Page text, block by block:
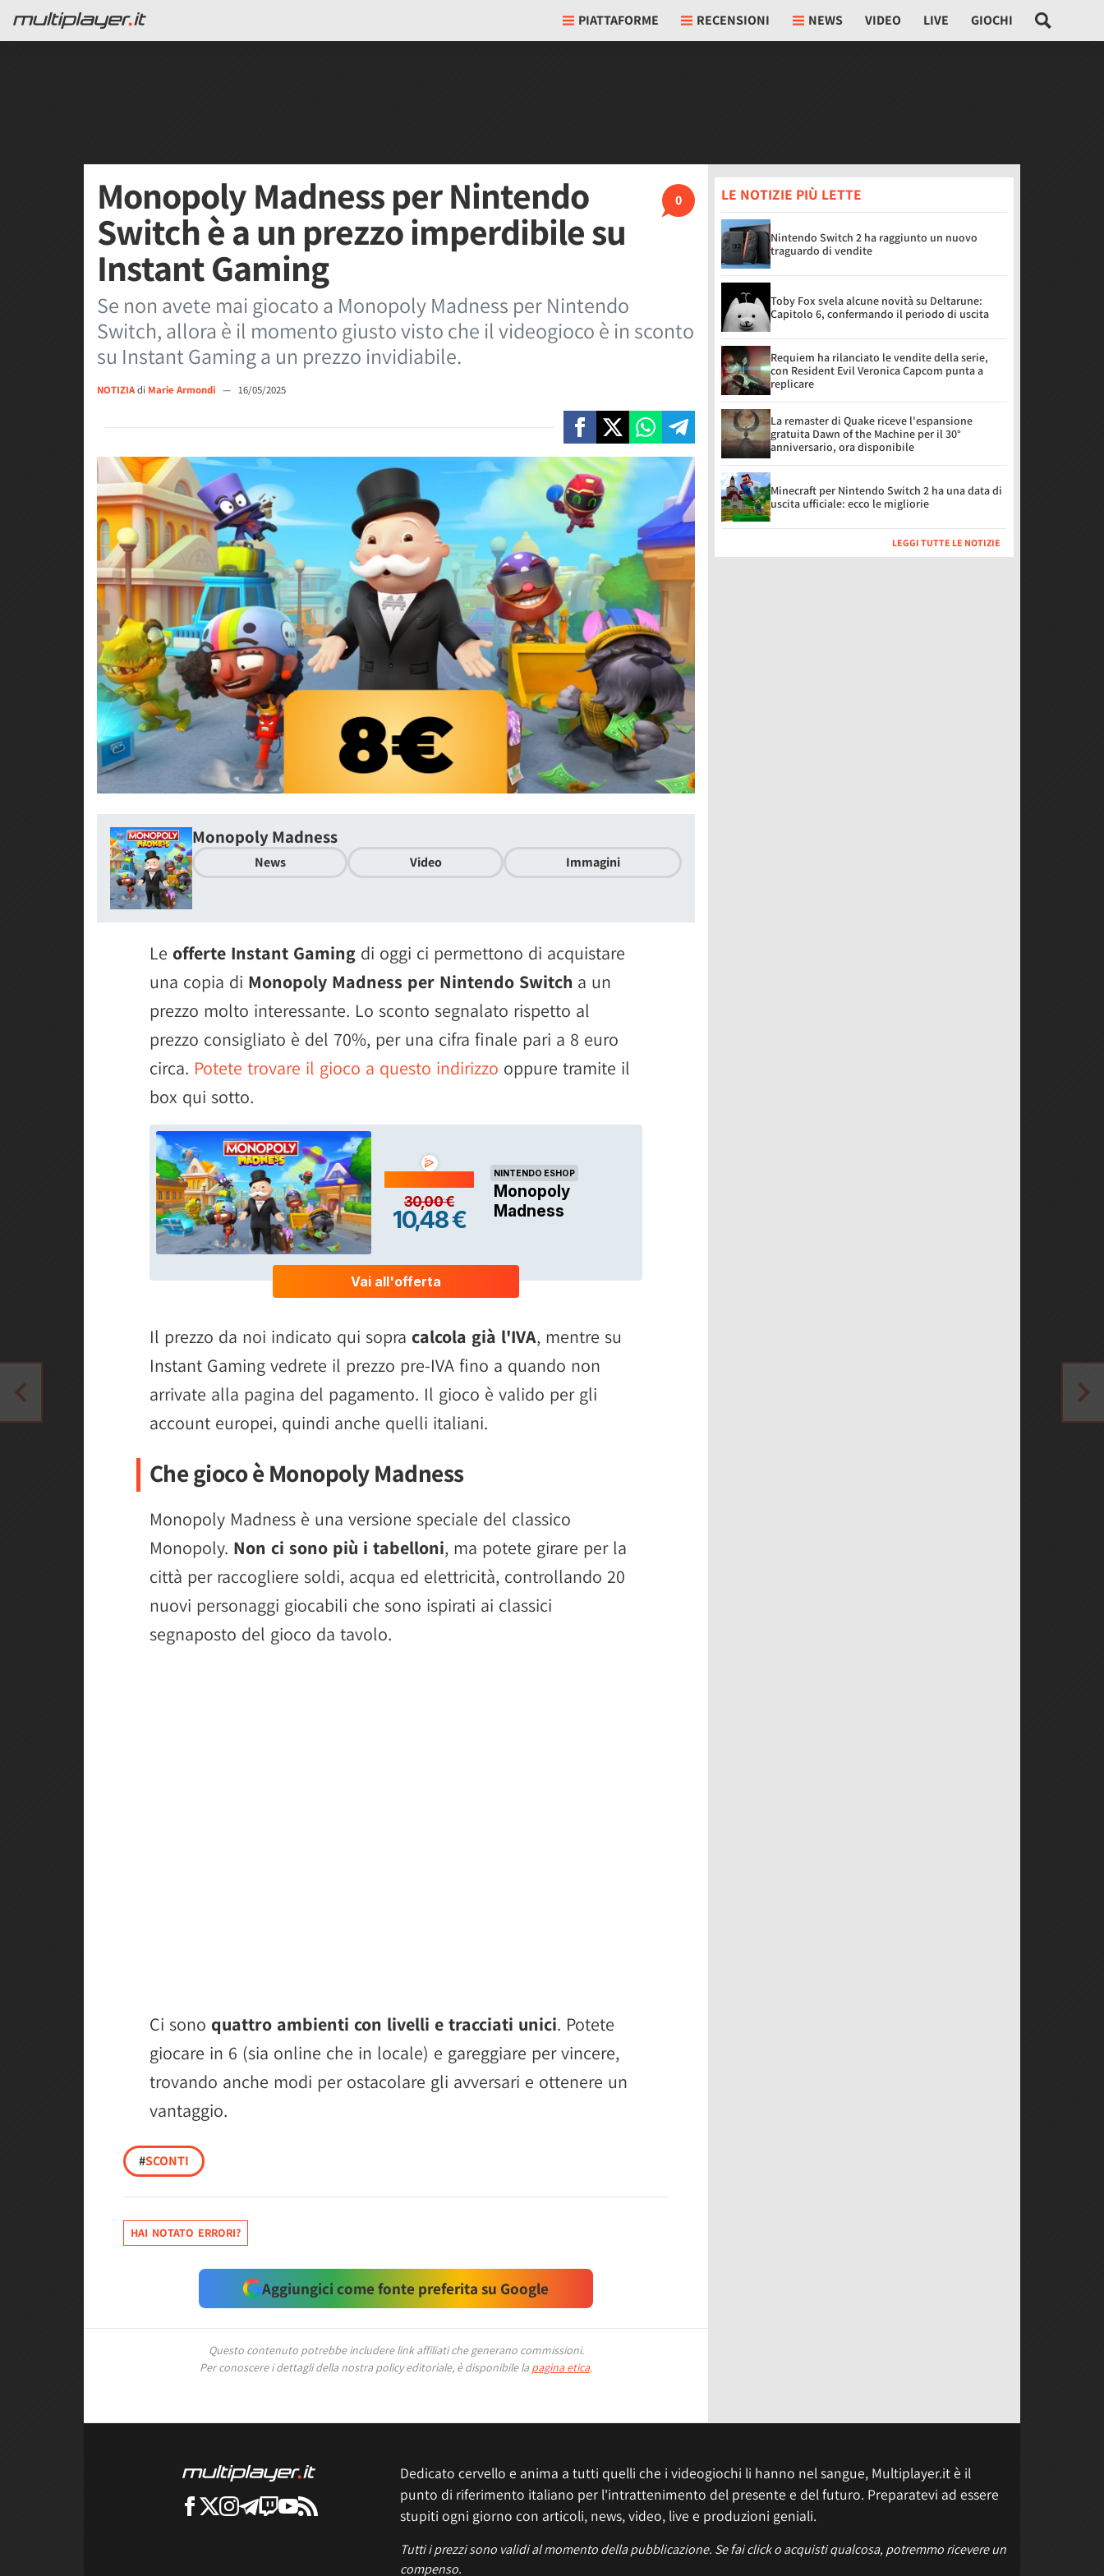
PIATTAFORME RECENSIONI NEWS VIDEO LIVE GIOCHI
0
Monopoly Madness per Nintendo
Switch è a un prezzo imperdibile su
Instant Gaming
Se non avete mai giocato a Monopoly Madness per Nintendo
Switch, allora è il momento giusto visto che il videogioco è in sconto
su Instant Gaming a un prezzo invidiabile.
NOTIZIAdi Marie Armondi — 16/05/2025
Monopoly Madness
News Video Immagini
Le offerte Instant Gaming di oggi ci permettono di acquistare
una copia di Monopoly Madness per Nintendo Switch a un
prezzo molto interessante. Lo sconto segnalato rispetto al
prezzo consigliato è del 70%, per una cifra finale pari a 8 euro
circa. Potete trovare il gioco a questo indirizzo oppure tramite il
box qui sotto.
Il prezzo da noi indicato qui sopra calcola già l'IVA, mentre su
Instant Gaming vedrete il prezzo pre-IVA fino a quando non
arrivate alla pagina del pagamento. Il gioco è valido per gli
account europei, quindi anche quelli italiani.
Che gioco è Monopoly Madness
Monopoly Madness è una versione speciale del classico
Monopoly. Non ci sono più i tabelloni, ma potete girare per la
città per raccogliere soldi, acqua ed elettricità, controllando 20
nuovi personaggi giocabili che sono ispirati ai classici
segnaposto del gioco da tavolo.
Ci sono quattro ambienti con livelli e tracciati unici. Potete
giocare in 6 (sia online che in locale) e gareggiare per vincere,
trovando anche modi per ostacolare gli avversari e ottenere un
vantaggio.
#SCONTI
HAI NOTATO ERRORI?
Aggiungici come fonte preferita su Google
Questo contenuto potrebbe includere link affiliati che generano commissioni.
Per conoscere i dettagli della nostra policy editoriale, è disponibile la pagina etica.
LE NOTIZIE PIÙ LETTE
Nintendo Switch 2 ha raggiunto un nuovo
traguardo di vendite
Toby Fox svela alcune novità su Deltarune:
Capitolo 6, confermando il periodo di uscita
Requiem ha rilanciato le vendite della serie,
con Resident Evil Veronica Capcom punta a
replicare
La remaster di Quake riceve l'espansione
gratuita Dawn of the Machine per il 30°
anniversario, ora disponibile
Minecraft per Nintendo Switch 2 ha una data di
uscita ufficiale: ecco le migliorie
LEGGI TUTTE LE NOTIZIE
Dedicato cervello e anima a tutti quelli che i videogiochi li hanno nel sangue, Multiplayer.it è il
punto di riferimento italiano per l'intrattenimento del presente e del futuro. Preparatevi ad essere
stupiti ogni giorno con articoli, news, video, live e produzioni geniali.
Tutti i prezzi sono validi al momento della pubblicazione. Se fai click o acquisti qualcosa, potremmo ricevere un
compenso.